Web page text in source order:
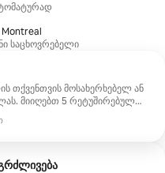
საცხოვრებელი
თქვენთვის მოსახერხებელ ან
მიიღებთ 5 რეტუშირებულ
შესაძლებელია